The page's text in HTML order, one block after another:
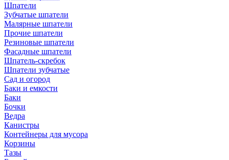
Шпатели
Зубчатые шпатели
Малярные шпатели
Прочие шпатели
Резиновые шпатели
Фасадные шпатели
Шпатель-скребок
Шпатели зубчатые
Сад и огород
Баки и емкости
Баки
Бочки
Ведра
Канистры
Контейнеры для мусора
Корзины
Тазы